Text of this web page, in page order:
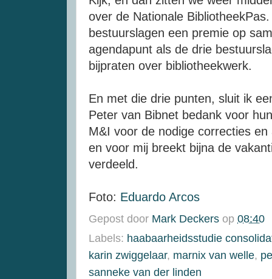
over de Nationale
bestuurslagen een premie op
agendapunt als de drie
bijpraten over bibliotheekwerk.
En met die drie punten, sluit ik
Peter van Bibnet bedank voor
M&I voor de nodige correcties
en voor mij breekt bijna de
verdeeld.
Foto: Eduardo Arcos
Gepost door Mark Deckers op 08:40
Labels: haabaarheidsstudie
karin zwiggelaar, marnix van welle,
sanneke van der linden